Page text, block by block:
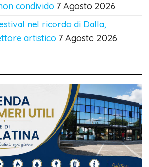
condivido 7 Agosto 2026
nel ricordo di Dalla,
artistico 7 Agosto 2026